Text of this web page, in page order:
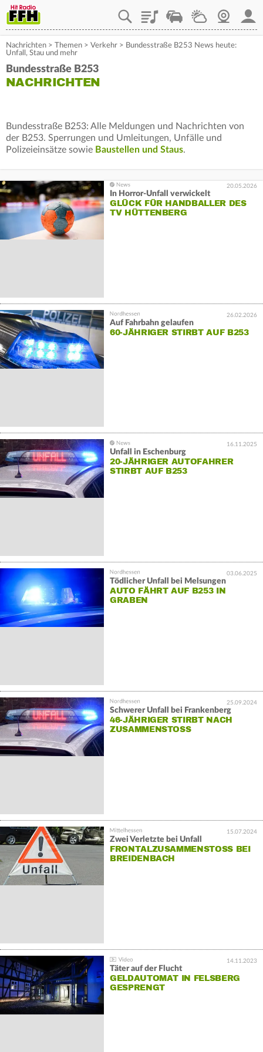
PlaylistStaupilotWetterWebcam
Nachrichten > Themen > Verkehr > Bundesstraße B253 News heute:
Unfall, Stau und mehr
Bundesstraße B253
NACHRICHTEN
Bundesstraße B253: Alle Meldungen und Nachrichten von
der B253. Sperrungen und Umleitungen, Unfälle und
Polizeieinsätze sowie Baustellen und Staus.
20.05.2026
In Horror-Unfall verwickelt
GLÜCK FÜR HANDBALLER DES
TV HÜTTENBERG
26.02.2026
Auf Fahrbahn gelaufen
60-JÄHRIGER STIRBT AUF B253
16.11.2025
Unfall in Eschenburg
20-JÄHRIGER AUTOFAHRER
STIRBT AUF B253
03.06.2025
Tödlicher Unfall bei Melsungen
AUTO FÄHRT AUF B253 IN
GRABEN
25.09.2024
Schwerer Unfall bei Frankenberg
46-JÄHRIGER STIRBT NACH
ZUSAMMENSTOSS
15.07.2024
Zwei Verletzte bei Unfall
FRONTALZUSAMMENSTOSS BEI B
REIDENBACH
14.11.2023
Täter auf der Flucht
GELDAUTOMAT IN FELSBERG
GESPRENGT